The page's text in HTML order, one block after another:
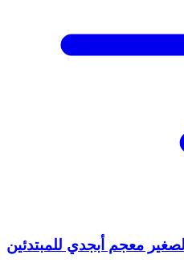
الصغير معجم أبجدي للمبتدئين